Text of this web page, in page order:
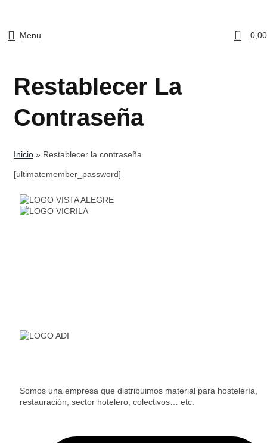
Menu 0
Restablecer La
Contraseña
Inicio » Restablecer la contraseña
[ultimatemember_password]
Somos una empresa que distribuimos material para hostelería,
restauración, sector hotelero, colectivos… etc.